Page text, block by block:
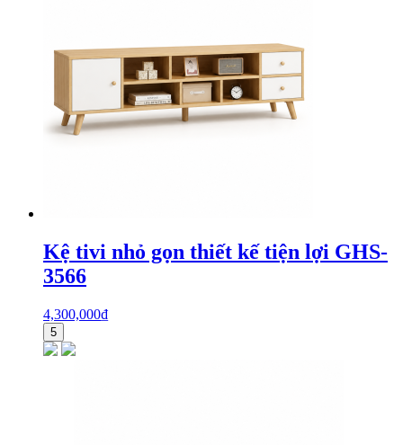
Kệ tivi nhỏ gọn thiết kế tiện lợi GHS-
3566
4,300,000₫
5